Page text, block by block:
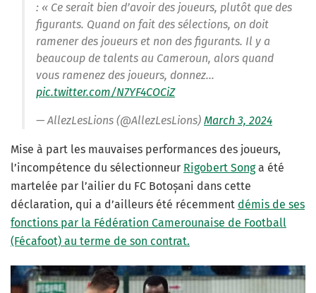
: « Ce serait bien d’avoir des joueurs, plutôt que des
figurants. Quand on fait des sélections, on doit
ramener des joueurs et non des figurants. Il y a
beaucoup de talents au Cameroun, alors quand
vous ramenez des joueurs, donnez…
pic.twitter.com/N7YF4COCiZ
— AllezLesLions (@AllezLesLions) March 3, 2024
Mise à part les mauvaises performances des joueurs,
l’incompétence du sélectionneur Rigobert Songa été
martelée par l’ailier du FC Botoșani dans cette
déclaration, qui a d’ailleurs été récemment démis de ses
fonctions par la Fédération Camerounaise de Football
(Fécafoot) au terme de son contrat.